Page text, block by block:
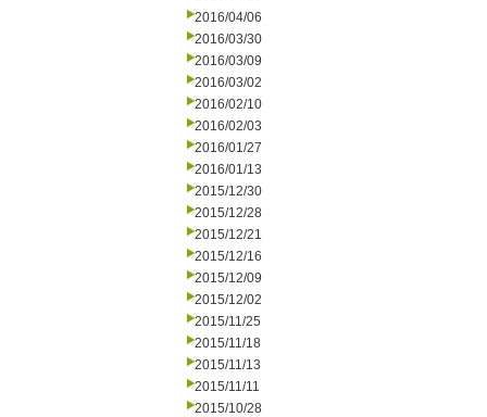
2016/04/06
2016/03/30
2016/03/09
2016/03/02
2016/02/10
2016/02/03
2016/01/27
2016/01/13
2015/12/30
2015/12/28
2015/12/21
2015/12/16
2015/12/09
2015/12/02
2015/11/25
2015/11/18
2015/11/13
2015/11/11
2015/10/28